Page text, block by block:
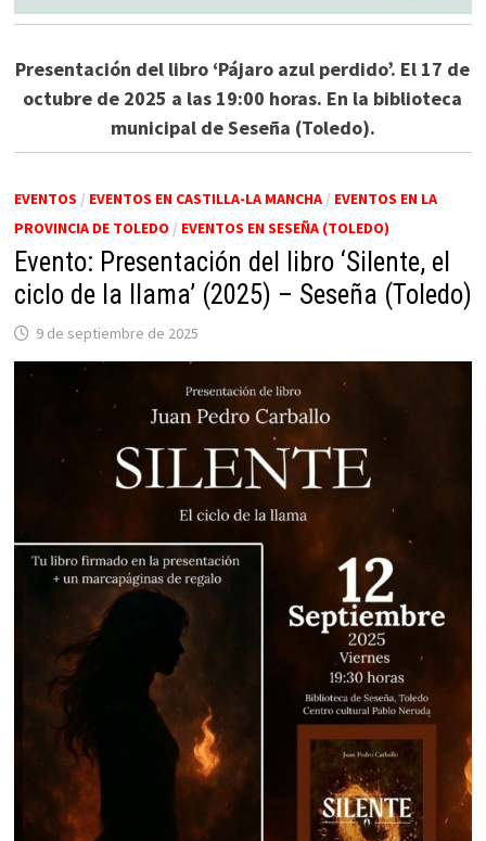
Presentación del libro ‘Pájaro azul perdido’. El 17 de
octubre de 2025 a las 19:00 horas. En la biblioteca
municipal de Seseña (Toledo).
EVENTOS / EVENTOS EN CASTILLA-LA MANCHA/ EVENTOS EN LA
PROVINCIA DE TOLEDO / EVENTOS EN SESEÑA (TOLEDO)
Evento: Presentación del libro ‘Silente, el
ciclo de la llama’ (2025) – Seseña (Toledo)
9 de septiembre de 2025